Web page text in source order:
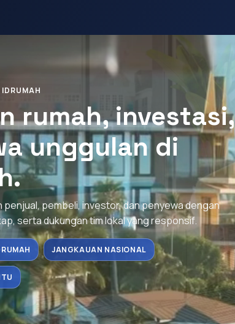
rumah, investasi,
unggulan di
penjual, pembeli, investor, dan penyewa dengan
serta dukungan tim lokal yang responsif.
JANGKAUAN NASIONAL